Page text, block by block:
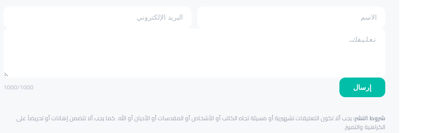
إرسال 1000/1000
شروط النشر:يجب ألا تكون التعليقات تشهيرية أو مسيئة تجاه الكاتب أو الأشخاص أو المقدسات أو الأديان أو الله. كما يجب ألا تتضمن إهانات أو تحريضاً على
الكراهية والتمييز.